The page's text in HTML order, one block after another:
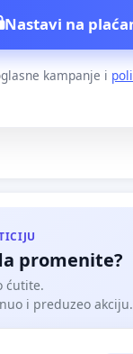
Nastavi na
kampanje i
promenite?
ćutite.
i preduzeo